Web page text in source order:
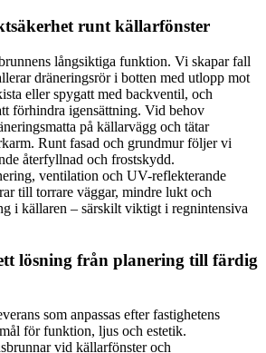
runt källarfönster
långsiktiga funktion. Vi skapar fall
dräneringsrör i botten med utlopp mot
eller spygatt med backventil, och
förhindra igensättning. Vid behov
på källarvägg och tätar
Runt fasad och grundmur följer vi
återfyllnad och frostskydd.
ventilation och UV-reflekterande
till torrare väggar, mindre lukt och
i källaren – särskilt viktigt i regnintensiva
lösning från planering till färdig
som anpassas efter fastighetens
för funktion, ljus och estetik.
vid källarfönster och